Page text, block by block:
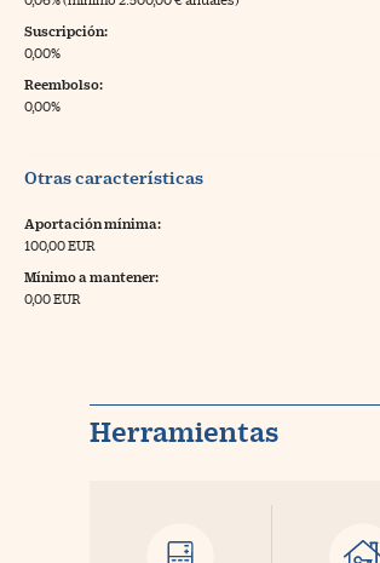
Suscripción:
0,00%
Reembolso:
0,00%
Otras características
Aportación mínima:
100,00 EUR
Mínimo a mantener:
0,00 EUR
Herramientas